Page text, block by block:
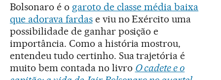
Bolsonaro é o garoto de classe média baixa
que adorava fardase viu no Exército uma
possibilidade de ganhar posição e
importância. Como a história mostrou,
entendeu tudo certinho. Sua trajetória é
muito bem contada no livro O cadete e o